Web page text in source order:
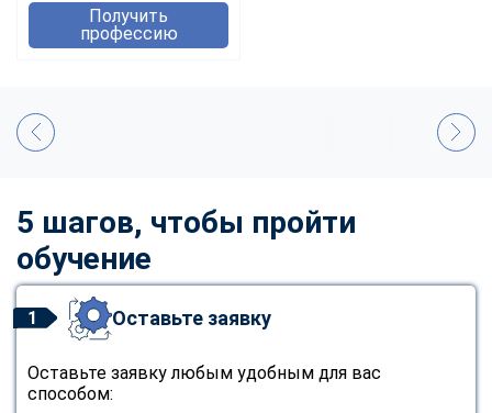
Получить
профессию
5 шагов, чтобы пройти
обучение
1 Оставьте заявку
Оставьте заявку любым удобным для вас
способом: